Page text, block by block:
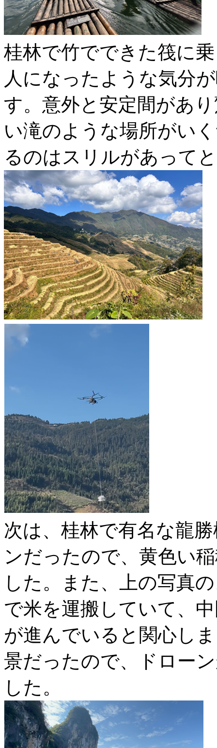
桂林で竹でできた筏に
人になったような気分
す。意外と安定間があ
い滝のような場所がい
るのはスリルがあって
次は、桂林で有名な龍
ンだったので、黄色い
した。また、上の写真
で米を運搬していて、
が進んでいると関心し
景だったので、ドロー
した。